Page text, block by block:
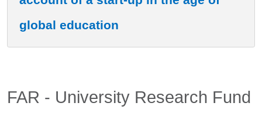
global education
FAR - University Research Fund